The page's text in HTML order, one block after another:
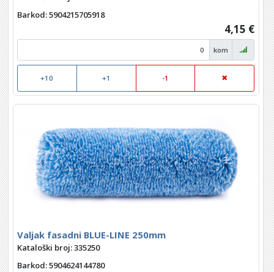
Barkod: 5904215705918
4,15 €
kom
+10 +1 -1
Valjak fasadni BLUE-LINE 250mm
Kataloški broj: 335250
Barkod: 5904624144780